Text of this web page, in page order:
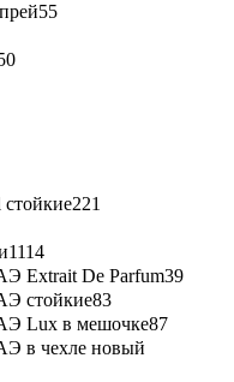
55
221
1114
Extrait De Parfum39
стойкие83
Lux в мешочке87
в чехле новый